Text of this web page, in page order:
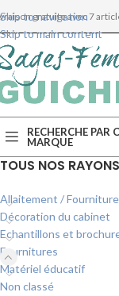
Skip to navigation
Skip to main content
gratuite avec 7
RECHERCHE PAR
MARQUE
TOUS NOS RAYONS
Allaitement /
Décoration du cabinet
Echantillons et
Fournitures
Matériel éducatif
Non classé